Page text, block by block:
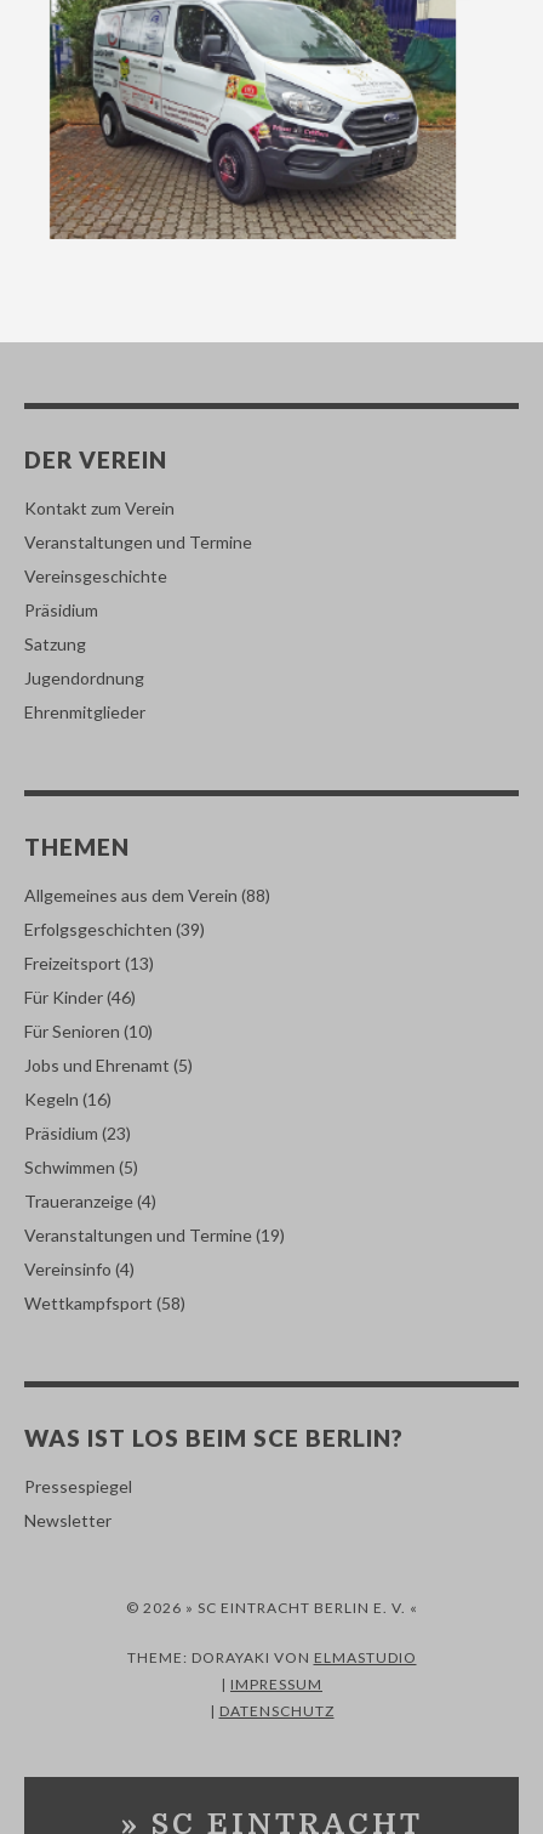
DER VEREIN
Kontakt zum Verein
Veranstaltungen und Termine
Vereinsgeschichte
Präsidium
Satzung
Jugendordnung
Ehrenmitglieder
THEMEN
Allgemeines aus dem Verein (88)
Erfolgsgeschichten (39)
Freizeitsport (13)
Für Kinder(46)
Für Senioren (10)
Jobs und Ehrenamt (5)
Kegeln (16)
Präsidium (23)
Schwimmen (5)
Traueranzeige(4)
Veranstaltungen und Termine(19)
Vereinsinfo (4)
Wettkampfsport (58)
WAS IST LOS BEIM SCE BERLIN?
Pressespiegel
Newsletter
© 2026 » SC EINTRACHT BERLIN E. V. «
THEME: DORAYAKI VON ELMASTUDIO
| IMPRESSUM
| DATENSCHUTZ
» SC EINTRACHT